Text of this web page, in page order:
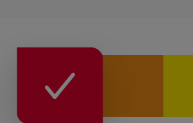
ReadyMix